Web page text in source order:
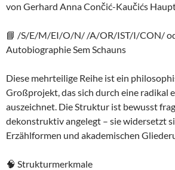
von Gerhard Anna Cončić-Kaučićs
📘 /S/E/M/EI/O/N/ /A/OR/IST/I/CON/
Autobiographie Sem Schauns
Diese mehrteilige Reihe ist ein
Großprojekt, das sich durch eine radikal
auszeichnet. Die Struktur ist bewusst
dekonstruktiv angelegt – sie widersetzt
Erzählformen und akademischen
🧠 Strukturmerkmale